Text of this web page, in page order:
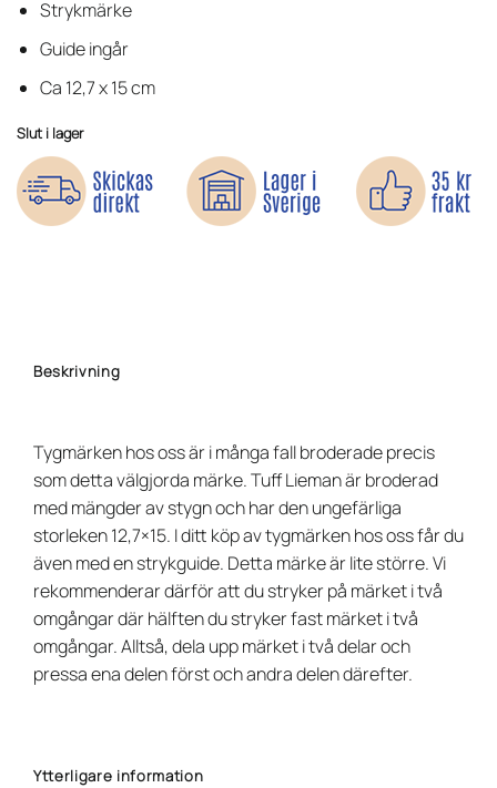
kundrecensioner
Strykmärke
Guide ingår
Ca 12,7 x 15 cm
Slut i lager
Beskrivning
Tygmärken hos oss är i många fall broderade precis
som detta välgjorda märke. Tuff Lieman är broderad
med mängder av stygn och har den ungefärliga
storleken 12,7×15. I ditt köp av tygmärken hos oss får du
även med en strykguide. Detta märke är lite större. Vi
rekommenderar därför att du stryker på märket i två
omgångar där hälften du stryker fast märket i två
omgångar. Alltså, dela upp märket i två delar och
pressa ena delen först och andra delen därefter.
Ytterligare information